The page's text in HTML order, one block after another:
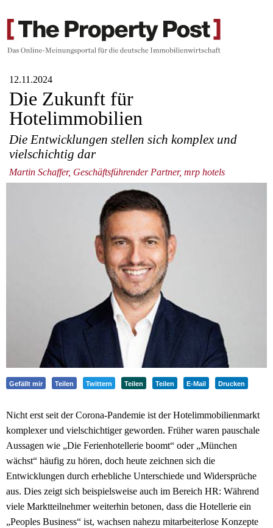
12.11.2024
Die Zukunft für
Hotelimmobilien
Die Entwicklungen stellen sich komplex und
vielschichtig dar
Martin Schaffer, Geschäftsführender Partner, mrp hotels
Gefällt mir Teilen Twittern Teilen Teilen E-Mail Drucken
Nicht erst seit der Corona-Pandemie ist der Hotelimmobilienmarkt
komplexer und vielschichtiger geworden. Früher waren pauschale
Aussagen wie „Die Ferienhotellerie boomt“ oder „München
wächst“ häufig zu hören, doch heute zeichnen sich die
Entwicklungen durch erhebliche Unterschiede und Widersprüche
aus. Dies zeigt sich beispielsweise auch im Bereich HR: Während
viele Marktteilnehmer weiterhin betonen, dass die Hotellerie ein
„Peoples Business“ ist, wachsen nahezu mitarbeiterlose Konzepte